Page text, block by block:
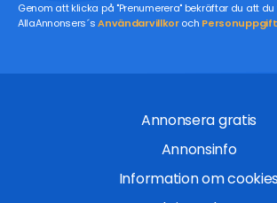
Genom att klicka på "Prenumerera" bekräftar du att
AllaAnnonsers´sAnvändarvillkoroch
Annonsera gratis
Annonsinfo
Information om